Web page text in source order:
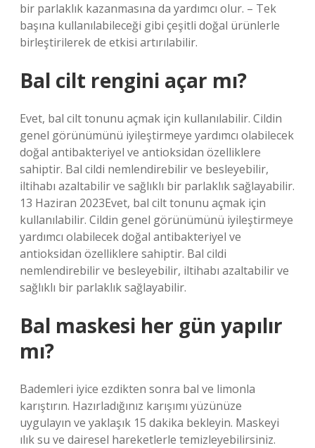
bir parlaklık kazanmasına da yardımcı olur. – Tek
başına kullanılabileceği gibi çeşitli doğal ürünlerle
birleştirilerek de etkisi artırılabilir.
Bal cilt rengini açar mı?
Evet, bal cilt tonunu açmak için kullanılabilir. Cildin
genel görünümünü iyileştirmeye yardımcı olabilecek
doğal antibakteriyel ve antioksidan özelliklere
sahiptir. Bal cildi nemlendirebilir ve besleyebilir,
iltihabı azaltabilir ve sağlıklı bir parlaklık sağlayabilir.
13 Haziran 2023Evet, bal cilt tonunu açmak için
kullanılabilir. Cildin genel görünümünü iyileştirmeye
yardımcı olabilecek doğal antibakteriyel ve
antioksidan özelliklere sahiptir. Bal cildi
nemlendirebilir ve besleyebilir, iltihabı azaltabilir ve
sağlıklı bir parlaklık sağlayabilir.
Bal maskesi her gün yapılır
mı?
Bademleri iyice ezdikten sonra bal ve limonla
karıştırın. Hazırladığınız karışımı yüzünüze
uygulayın ve yaklaşık 15 dakika bekleyin. Maskeyi
ılık su ve dairesel hareketlerle temizleyebilirsiniz.